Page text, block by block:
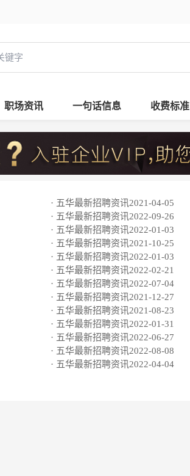
职场资讯 一句话信息 收费标准
· 五华最新招聘资讯2021-04-05
· 五华最新招聘资讯2022-09-26
· 五华最新招聘资讯2022-01-03
· 五华最新招聘资讯2021-10-25
· 五华最新招聘资讯2022-01-03
· 五华最新招聘资讯2022-02-21
· 五华最新招聘资讯2022-07-04
· 五华最新招聘资讯2021-12-27
· 五华最新招聘资讯2021-08-23
· 五华最新招聘资讯2022-01-31
· 五华最新招聘资讯2022-06-27
· 五华最新招聘资讯2022-08-08
· 五华最新招聘资讯2022-04-04